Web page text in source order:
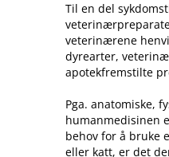
Til en del
veterinærene
dyrearter,
apotekfremstilte
Pga. anatomiske,
humanmedisinen
behov for å bruke
eller katt, er det